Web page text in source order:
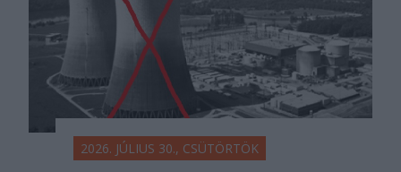
2026. JÚLIUS 30., CSÜTÖRTÖK